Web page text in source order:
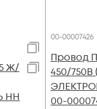
Ж/
НН
00-00007426
Провод
450/750В
00-